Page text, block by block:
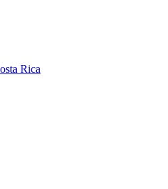
Rica